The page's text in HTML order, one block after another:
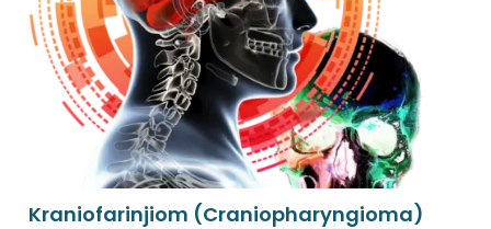
Kraniofarinjiom (Craniopharyngioma)